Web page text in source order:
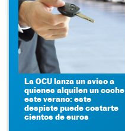
La OCU lanza un aviso a
quienes alquilen un coche
este verano: este
despiste puede costarte
cientos de euros